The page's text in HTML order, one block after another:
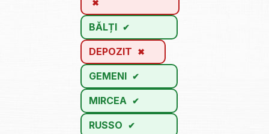
BĂLȚI
DEPOZIT
GEMENI
MIRCEA
RUSSO